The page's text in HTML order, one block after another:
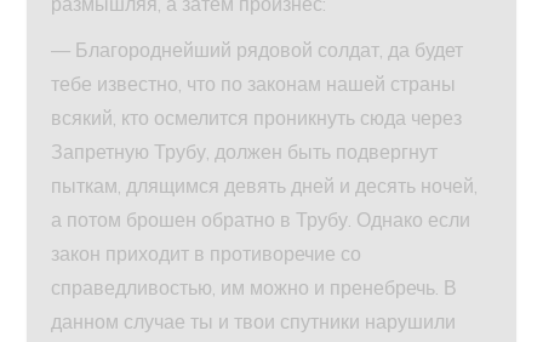
— Благороднейший рядовой солдат, да будет
тебе известно, что по законам нашей страны
всякий, кто осмелится проникнуть сюда через
Запретную Трубу, должен быть подвергнут
пыткам, длящимся девять дней и десять ночей,
а потом брошен обратно в Трубу. Однако если
закон приходит в противоречие со
справедливостью, им можно и пренебречь. В
данном случае ты и твои спутники нарушили